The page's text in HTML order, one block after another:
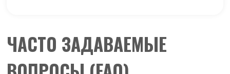
ЧАСТО ЗАДАВАЕМЫЕ